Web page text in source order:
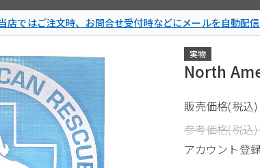
当店ではご注文時、お問合せ受付時などにメールを自動配
実物
North
販売価格(税込)
参考価格(税込
アカウント登